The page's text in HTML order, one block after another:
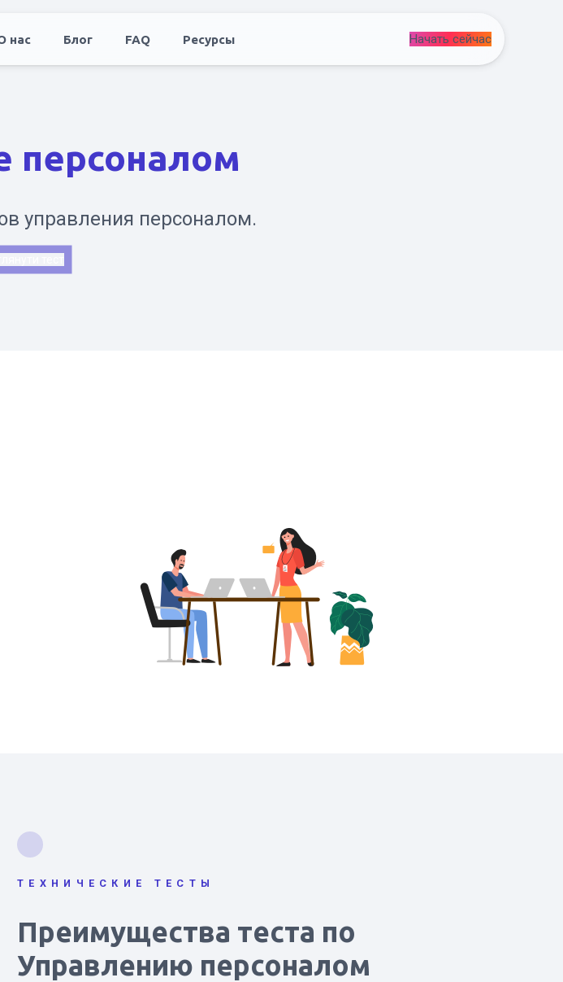
нас Блог FAQ Ресурсы Начать сейчас
персоналом
управления персоналом.
ТЕХНИЧЕСКИЕ ТЕСТЫ
Преимущества теста по
Управлению персоналом